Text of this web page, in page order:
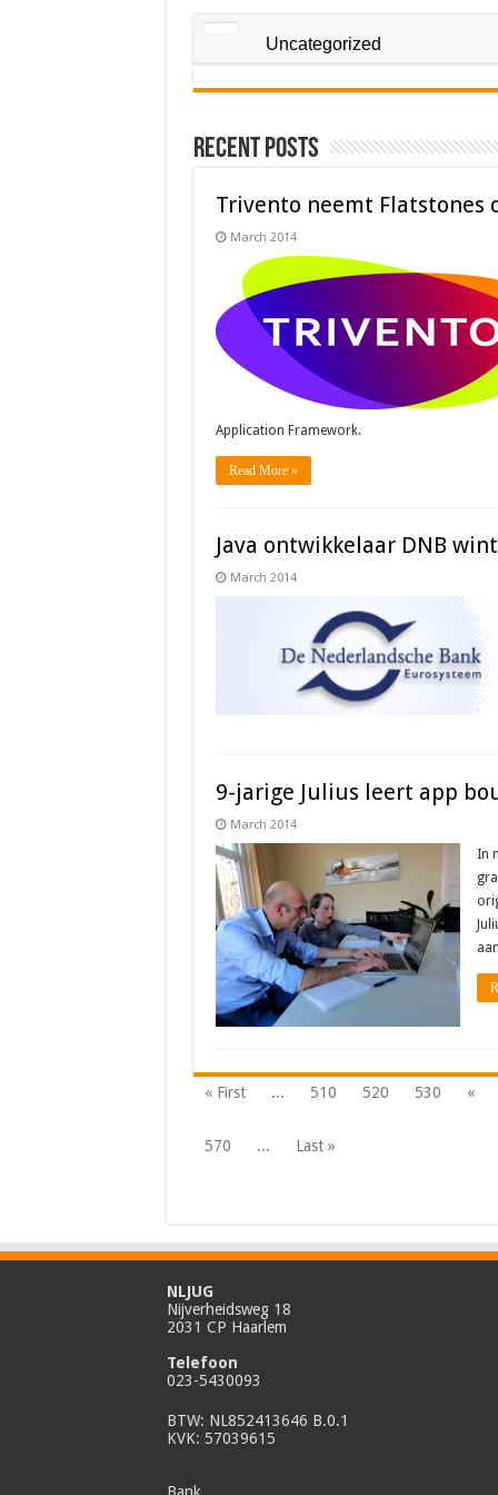
Uncategorized
Recent Posts
Trivento neemt Flatstones
March 2014
Application Framework.
Read More »
Java ontwikkelaar DNB
March 2014
9-jarige Julius leert app
March 2014
In
« First ... 510 520 530 «
570 ... Last »
NLJUG
Nijverheidsweg 18
2031 CP Haarlem
Telefoon
023-5430093
BTW: NL852413646 B.0.1
KVK: 57039615